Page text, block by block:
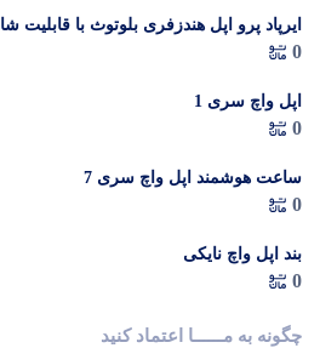
ایرپاد پرو اپل هندزفری بلوتوث با
0
اپل واچ سری 1
0
ساعت هوشمند اپل واچ سری 7
0
بند اپل واچ نایکی
0
چگونه به مــــــا اعتماد کنید